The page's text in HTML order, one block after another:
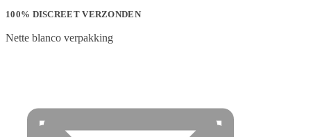
100% DISCREET VERZONDEN
Nette blanco verpakking